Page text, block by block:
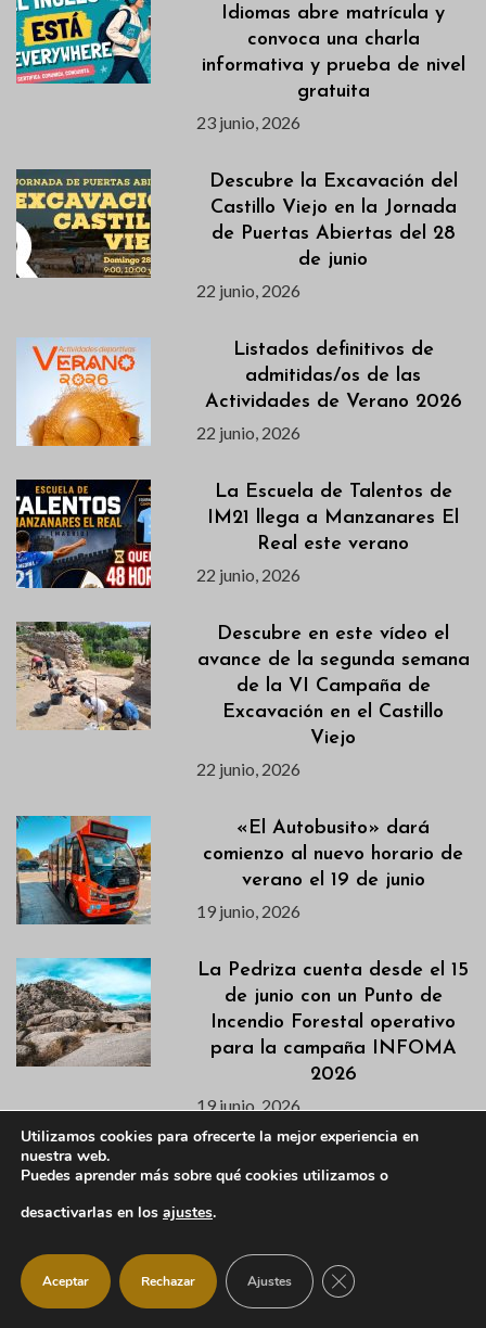
Idiomas abre matrícula y
convoca una charla
informativa y prueba de nivel
gratuita
23 junio, 2026
Descubre la Excavación del
Castillo Viejo en la Jornada
de Puertas Abiertas del 28
de junio
22 junio, 2026
Listados definitivos de
admitidas/os de las
Actividades de Verano 2026
22 junio, 2026
La Escuela de Talentos de
IM21 llega a Manzanares El
Real este verano
22 junio, 2026
Descubre en este vídeo el
avance de la segunda semana
de la VI Campaña de
Excavación en el Castillo
Viejo
22 junio, 2026
«El Autobusito» dará
comienzo al nuevo horario de
verano el 19 de junio
19 junio, 2026
La Pedriza cuenta desde el 15
de junio con un Punto de
Incendio Forestal operativo
para la campaña INFOMA
2026
19 junio, 2026
El CEPA de Manzanares El
19 junio, 2026
Utilizamos cookies para ofrecerte la mejor experiencia en
nuestra web.
Puedes aprender más sobre qué cookies utilizamos o
desactivarlas en los ajustes.
Aceptar Rechazar Ajustes CERRAR EL